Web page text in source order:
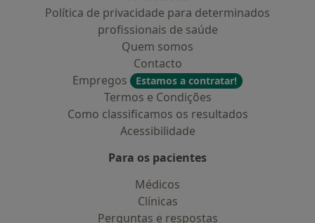
Política de privacidade para determinados
profissionais de saúde
Quem somos
Contacto
Empregos
Estamos a contratar!
Termos e Condições
Como classificamos os resultados
Acessibilidade
Para os pacientes
Médicos
Clínicas
Perguntas e respostas